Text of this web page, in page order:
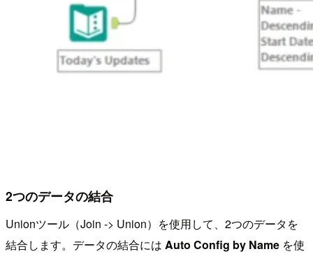
2つのデータの結合
Unionツール（Join -> Union）を使用して、2つのデータを
結合します。データの結合には Auto Config by Name を使